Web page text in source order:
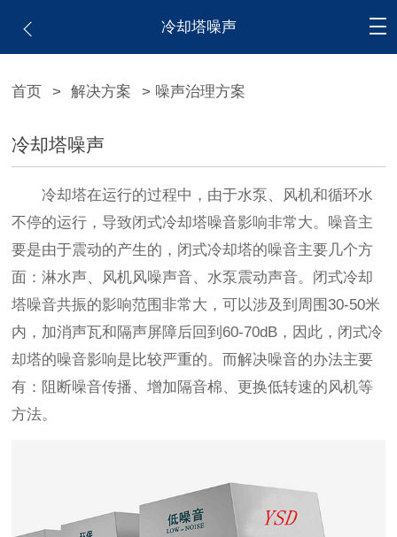
冷却塔噪声
首页 > 解决方案 > 噪声治理方案
冷却塔噪声
冷却塔在运行的过程中，由于水泵、风机和循环水
不停的运行，导致闭式冷却塔噪音影响非常大。噪音主
要是由于震动的产生的，闭式冷却塔的噪音主要几个方
面：淋水声、风机风噪声音、水泵震动声音。闭式冷却
塔噪音共振的影响范围非常大，可以涉及到周围30-50米
内，加消声瓦和隔声屏障后回到60-70dB，因此，闭式冷
却塔的噪音影响是比较严重的。而解决噪音的办法主要
有：阻断噪音传播、增加隔音棉、更换低转速的风机等
方法。